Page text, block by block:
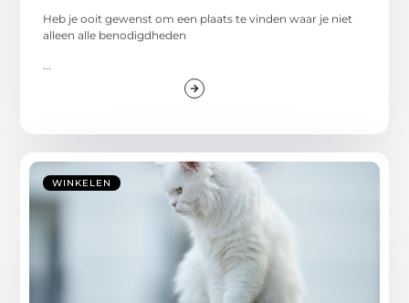
Heb je ooit gewenst om een plaats te vinden waar je niet
alleen alle benodigdheden
WINKELEN